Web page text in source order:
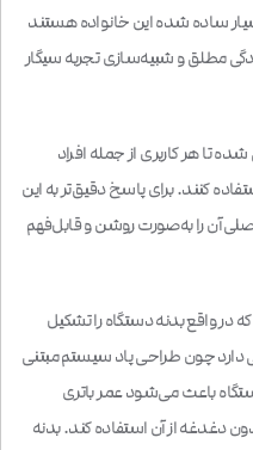
ساده‌ شده این خانواده هستند
مطلق و شبیه‌سازی تجربه سیگار
تا هر کاربری از جمله افراد
کنند. برای پاسخ دقیق‌تر به این
آن را به‌صورت روشن و قابل‌فهم
در واقع بدنه دستگاه را تشکیل
چون طراحی پاد سیستم مبتنی
باعث می‌شود عمر باتری
دغدغه از آن استفاده کند. بدنه